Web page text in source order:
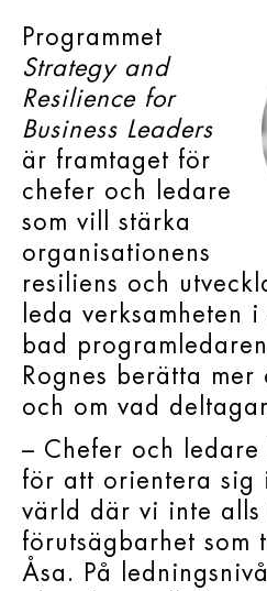
Programmet
Strategy and
Resilience for
Business Leaders
är framtaget för
chefer och ledare
som vill stärka
organisationens
resiliens och
leda verksamheten
bad
Rognes berätta mer
och om vad
– Chefer och ledare
för att orientera sig
värld där vi inte alls
förutsägbarhet som
Åsa. På